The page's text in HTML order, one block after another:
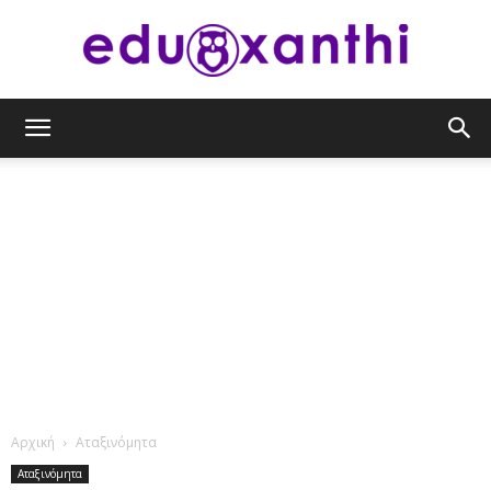
Αρχική Αταξινόμητα
Αταξινόμητα